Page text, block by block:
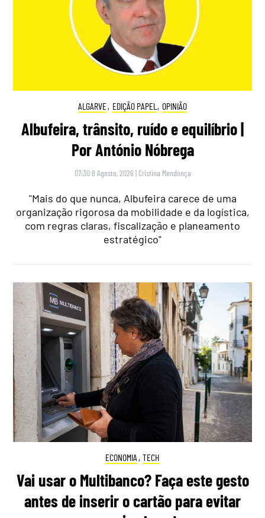
ALGARVE, EDIÇÃO PAPEL , OPINIÃO
Albufeira, trânsito, ruído e equilíbrio |
Por António Nóbrega
07:30 8 Agosto, 2026 | Cristina Mendonça
"Mais do que nunca, Albufeira carece de uma
organização rigorosa da mobilidade e da logística,
com regras claras, fiscalização e planeamento
estratégico"
ECONOMIA , TECH
Vai usar o Multibanco? Faça este gesto
antes de inserir o cartão para evitar